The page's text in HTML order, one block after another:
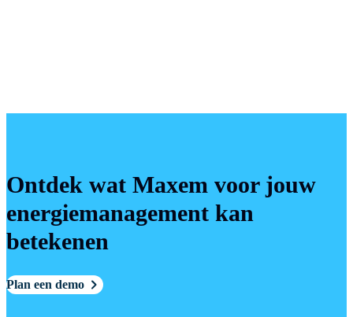
Ontdek wat Maxem voor jouw
energiemanagement kan
betekenen
Plan een demo